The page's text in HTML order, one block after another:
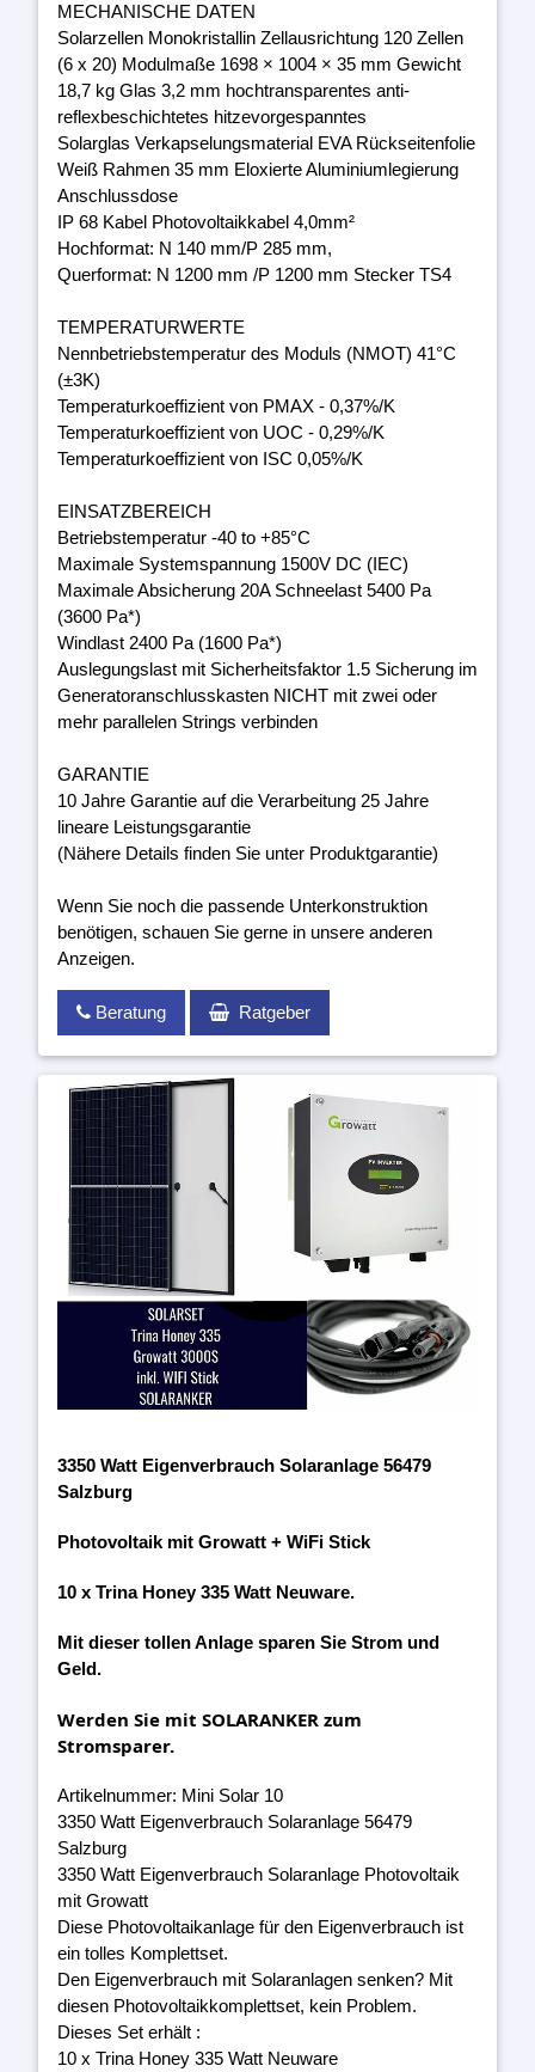
MECHANISCHE DATEN
Solarzellen Monokristallin Zellausrichtung 120 Zellen
(6 x 20) Modulmaße 1698 × 1004 × 35 mm Gewicht
18,7 kg Glas 3,2 mm hochtransparentes anti-
reflexbeschichtetes hitzevorgespanntes
Solarglas Verkapselungsmaterial EVA Rückseitenfolie
Weiß Rahmen 35 mm Eloxierte Aluminiumlegierung
Anschlussdose
IP 68 Kabel Photovoltaikkabel 4,0mm²
Hochformat: N 140 mm/P 285 mm,
Querformat: N 1200 mm /P 1200 mm Stecker TS4
TEMPERATURWERTE
Nennbetriebstemperatur des Moduls (NMOT) 41°C
(±3K)
Temperaturkoeffizient von PMAX - 0,37%/K
Temperaturkoeffizient von UOC - 0,29%/K
Temperaturkoeffizient von ISC 0,05%/K
EINSATZBEREICH
Betriebstemperatur -40 to +85°C
Maximale Systemspannung 1500V DC (IEC)
Maximale Absicherung 20A Schneelast 5400 Pa
(3600 Pa*)
Windlast 2400 Pa (1600 Pa*)
Auslegungslast mit Sicherheitsfaktor 1.5 Sicherung im
Generatoranschlusskasten NICHT mit zwei oder
mehr parallelen Strings verbinden
GARANTIE
10 Jahre Garantie auf die Verarbeitung 25 Jahre
lineare Leistungsgarantie
(Nähere Details finden Sie unter Produktgarantie)
Wenn Sie noch die passende Unterkonstruktion
benötigen, schauen Sie gerne in unsere anderen
Anzeigen.
Beratung Ratgeber
3350 Watt Eigenverbrauch Solaranlage 56479
Salzburg
Photovoltaik mit Growatt + WiFi Stick
10 x Trina Honey 335 Watt Neuware.
Mit dieser tollen Anlage sparen Sie Strom und
Geld.
Werden Sie mit SOLARANKER zum
Stromsparer.
Artikelnummer: Mini Solar 10
3350 Watt Eigenverbrauch Solaranlage 56479
Salzburg
3350 Watt Eigenverbrauch Solaranlage Photovoltaik
mit Growatt
Diese Photovoltaikanlage für den Eigenverbrauch ist
ein tolles Komplettset.
Den Eigenverbrauch mit Solaranlagen senken? Mit
diesen Photovoltaikkomplettset, kein Problem.
Dieses Set erhält :
10 x Trina Honey 335 Watt Neuware